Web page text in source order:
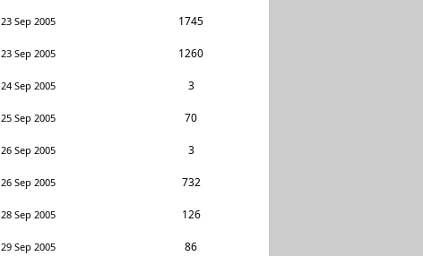
23 Sep 2005 1745
23 Sep 2005 1260
24 Sep 2005 3
25 Sep 2005 70
26 Sep 2005 3
26 Sep 2005 732
28 Sep 2005 126
29 Sep 2005 86